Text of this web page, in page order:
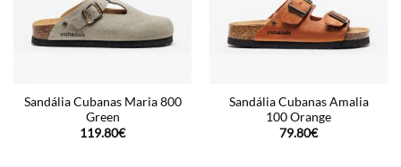
Sandália Cubanas Maria 800
Green
119.80€
Sandália Cubanas Amalia
100 Orange
79.80€